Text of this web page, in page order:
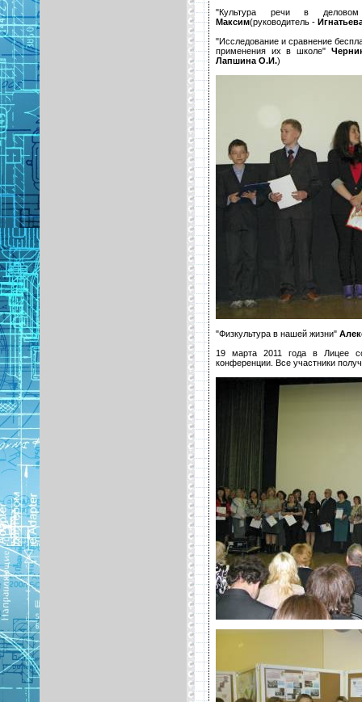
"Культура речи в
Максим(руководитель -
"Исследование и сравнение
применения их в школе"
Лапшина О.И.)
"Физкультура в нашей жизни"
19 марта 2011 года в Лицее
конференции. Все участники